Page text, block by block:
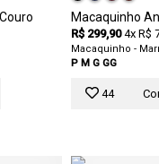
Macaquinho
R$ 299,90 4x R$
Macaquinho -
P M G GG
44